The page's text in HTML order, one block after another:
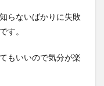
らないばかりに失敗
す。
もいいので気分が楽